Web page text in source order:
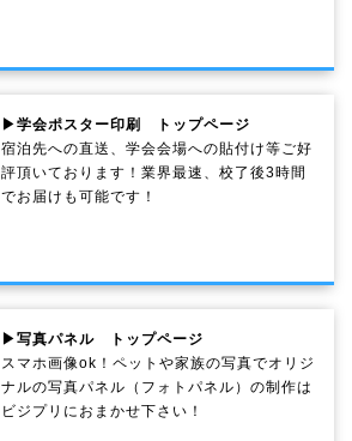
▶学会ポスター印刷 トップページ
宿泊先への直送、学会会場への貼付け等ご好
評頂いております！業界最速、校了後3時間
でお届けも可能です！
▶写真パネル トップページ
スマホ画像ok！ペットや家族の写真でオリジ
ナルの写真パネル（フォトパネル）の制作は
ビジプリにおまかせ下さい！